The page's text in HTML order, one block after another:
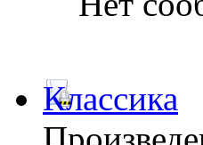
Классика